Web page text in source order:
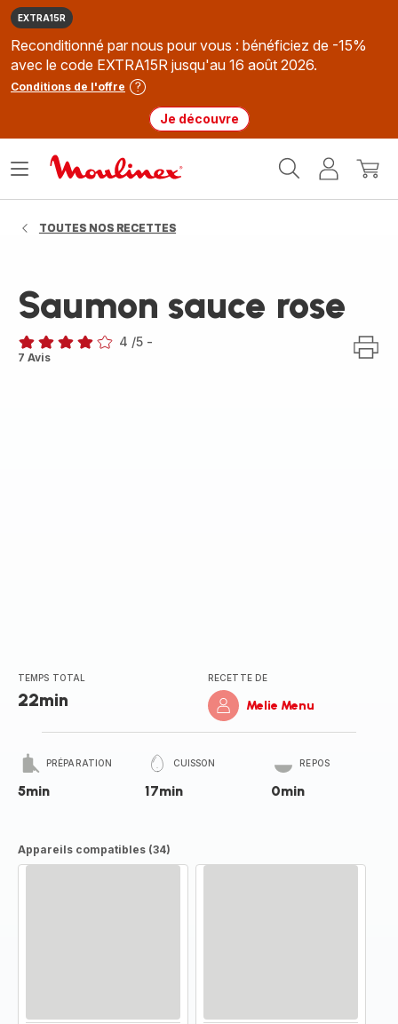
EXTRA15R
Reconditionné par nous pour vous : bénéficiez de -15%
avec le code EXTRA15R jusqu'au 16 août 2026.
Conditions de l'offre
Je découvre
MonMon
Ouvrir
TOUTES NOS RECETTES
Saumon sauce rose
Avis
4 /5 -
7 Avis
TEMPS TOTAL
22min
RECETTE DE
Melie Menu
PRÉPARATION
5min
CUISSON
17min
REPOS
0min
Appareils compatibles (34)